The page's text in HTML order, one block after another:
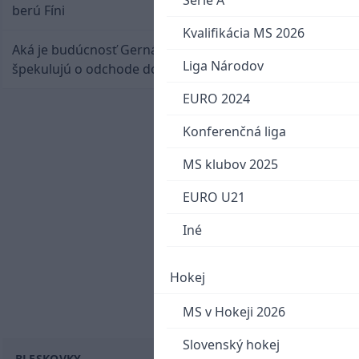
Kvalifikácia MS 2026
Liga Národov
EURO 2024
Konferenčná liga
MS klubov 2025
EURO U21
Iné
Hokej
MS v Hokeji 2026
Slovenský hokej
berú Fíni
Aká je budúcnosť Gernáta a Pánika? Rusi
špekulujú o odchode do NHL